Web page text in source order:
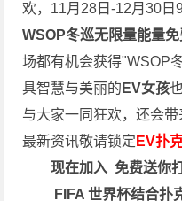
欢，11月28日-12月30日
WSOP冬巡无限量能量
场都有机会获得"WSOP
具智慧与美丽的 EV女孩
与大家一同狂欢，还会带
最新资讯敬请锁定 EV扑
现在加入免费送你
FIFA 世界杯结合扑